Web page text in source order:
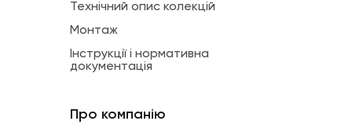
Технічний опис колекцій
Монтаж
Інструкції і нормативна
документація
Про компанію